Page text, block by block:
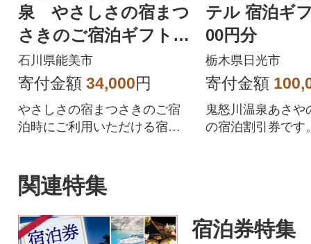
泉 やさしさの宿まつ
さきのご宿泊ギフト券
10,000円分
石川県能美市
寄付金額 34,000円
やさしさの宿まつさきのご宿
泊時にご利用いただける宿泊
テル 宿泊ギ
00円分
栃木県日光市
寄付金額
鬼怒川温泉あさや
の宿泊割引券です
関連特集
宿泊券特集